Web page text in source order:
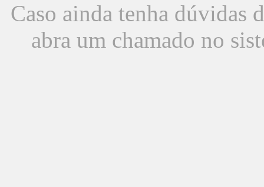
Caso ainda tenha dúvidas
abra um chamado no